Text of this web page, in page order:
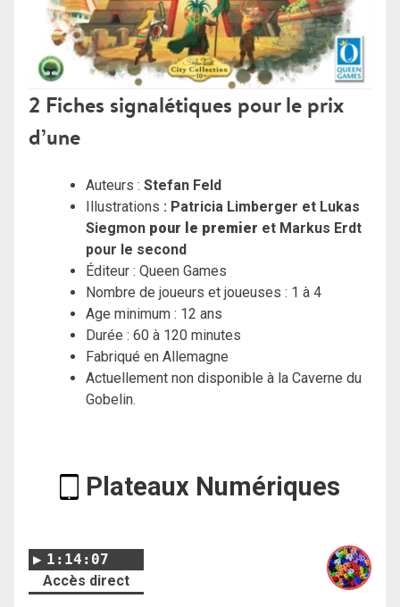
2 Fiches signalétiques pour le prix
d’une
Auteurs : Stefan Feld
Illustrations : Patricia Limberger et Lukas
Siegmon pour le premier et Markus Erdt
pour le second
Éditeur : Queen Games
Nombre de joueurs et joueuses : 1 à 4
Age minimum : 12 ans
Durée : 60 à 120 minutes
Fabriqué en Allemagne
Actuellement non disponible à la Caverne du
Gobelin.
Plateaux Numériques
1:14:07
Accès direct